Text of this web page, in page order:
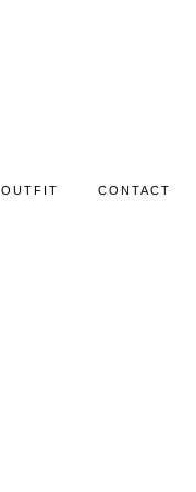
OUTFIT CONTACT